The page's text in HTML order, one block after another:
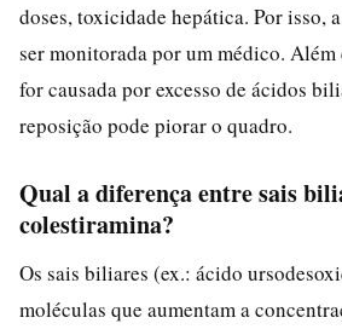
doses, toxicidade hepática. Por isso,
ser monitorada por um médico. Além
for causada por excesso de ácidos
reposição pode piorar o quadro.
Qual a diferença entre sais
colestiramina?
Os sais biliares (ex.: ácido
moléculas que aumentam a